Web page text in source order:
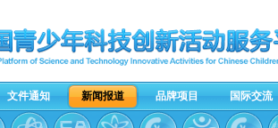
文件通知 新闻报道 品牌项目 国际交流